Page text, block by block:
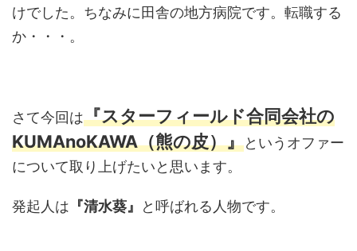
けでした。ちなみに田舎の地方病院です。転職する
か・・・。
さて今回は『スターフィールド合同会社の
KUMAnoKAWA（熊の皮）』というオファー
について取り上げたいと思います。
発起人は 『清水葵』 と呼ばれる人物です。